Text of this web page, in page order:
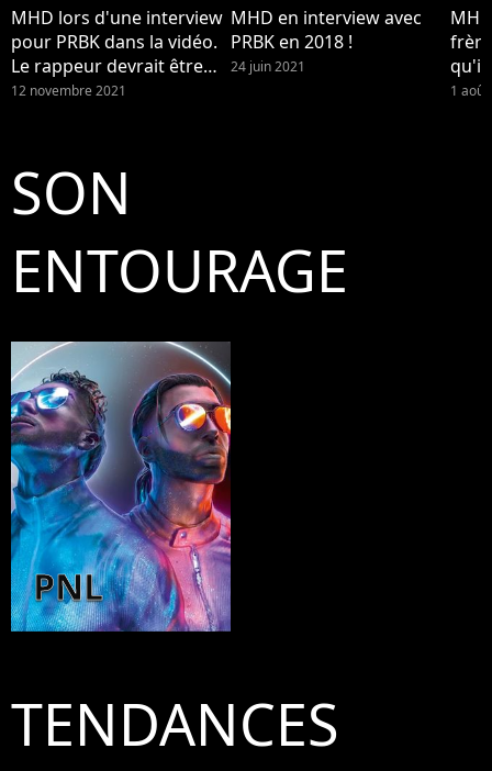
MHD lors d'une interview
pour PRBK dans la vidéo.
Le rappeur devrait être
jugé en cour d'assisses
12 novembre 2021
MHD en interview avec
PRBK en 2018 !
24 juin 2021
qu'il
1
SON
ENTOURAGE
PNL
TENDANCES